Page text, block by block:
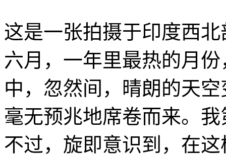
这是一张拍摄于印度西
六月，一年里最热的月
中，忽然间，晴朗的天
毫无预兆地席卷而来。
不过，旋即意识到，在